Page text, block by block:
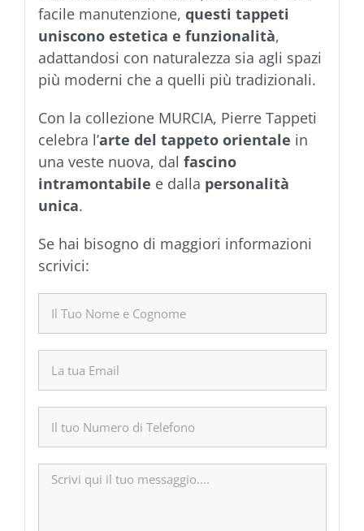
facile manutenzione, questi tappeti
uniscono estetica e funzionalità,
adattandosi con naturalezza sia agli spazi
più moderni che a quelli più tradizionali.
Con la collezione MURCIA, Pierre Tappeti
celebra l’arte del tappeto orientale in
una veste nuova, dal fascino
intramontabile e dalla personalità
unica.
Se hai bisogno di maggiori informazioni
scrivici: